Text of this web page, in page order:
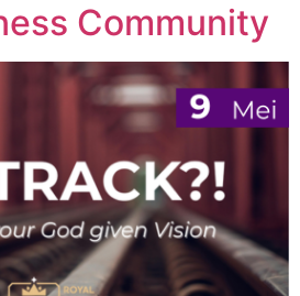
Community